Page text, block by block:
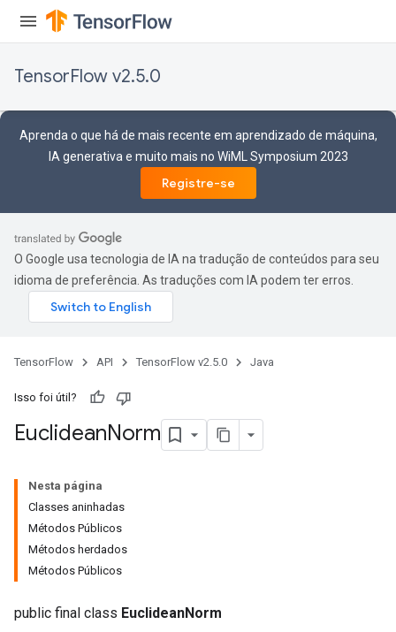
TensorFlow v2.5.0
Aprenda o que há de mais recente em aprendizado de máquina,
IA generativa e muito mais no WiML Symposium 2023
Registre-se
O Google usa tecnologia de IA na tradução de conteúdos para seu
idioma de preferência. As traduções com IA podem ter erros.
TensorFlow API TensorFlow v2.5.0 Java
Isso foi útil?
EuclideanNorm
Nesta página
Classes aninhadas
Métodos Públicos
Métodos herdados
Métodos Públicos
public final class EuclideanNorm